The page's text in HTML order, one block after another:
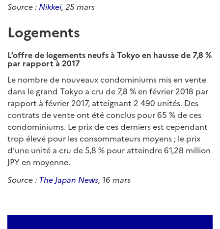
Source : Nikkei, 25 mars
Logements
L’offre de logements neufs à Tokyo en hausse de 7,8 %
par rapport à 2017
Le nombre de nouveaux condominiums mis en vente
dans le grand Tokyo a cru de 7,8 % en février 2018 par
rapport à février 2017, atteignant 2 490 unités. Des
contrats de vente ont été conclus pour 65 % de ces
condominiums. Le prix de ces derniers est cependant
trop élevé pour les consommateurs moyens ; le prix
d’une unité a cru de 5,8 % pour atteindre 61,28 million
JPY en moyenne.
Source : The Japan News, 16 mars